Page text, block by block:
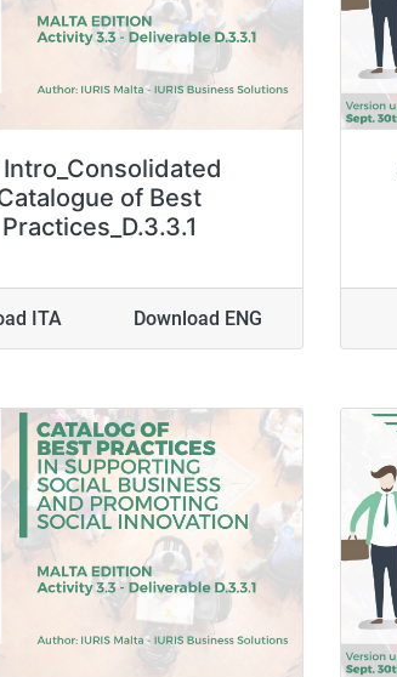
Intro_Consolidated
of Best
Practices_D.3.3.1
ITA Download ENG